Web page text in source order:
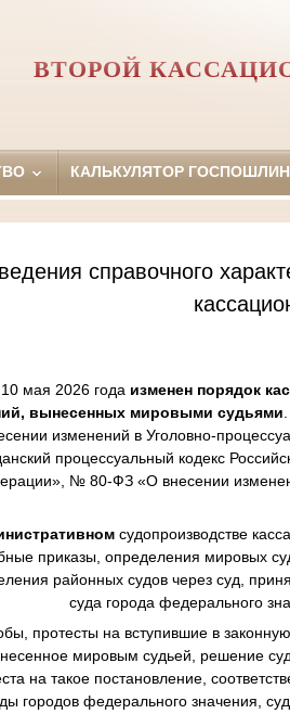
ВТОРОЙ
КАЛЬКУЛЯТОР
справочного
мая 2026 года изменен порядок
вынесенных мировыми судьями
изменений в Уголовно-
процессуальный кодекс
№ 80-ФЗ «О внесении
судопроизводстве
приказы, определения мировых
районных судов через суд,
суда города федерального
протесты на вступившие в
мировым судьей, решение
на такое постановление,
городов федерального значения,